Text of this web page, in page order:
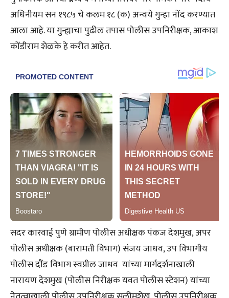
अधिनीयम सन १९८५ चे कलम १८ (क) अन्वये गुन्हा नोंद करण्यात
आला आहे. या गुन्ह्याचा पुढील तपास पोलीस उपनिरीक्षक, आकाश
कोंडीराम शेळके हे करीत आहेत.
सदर कारवाई पुणे ग्रामीण पोलीस अधीक्षक पंकज देशमुख, अपर
पोलीस अधीक्षक (बारामती विभाग) संजय जाधव, उप विभागीय
पोलीस दौंड विभाग स्वप्नील जाधव यांच्या मार्गदर्शनाखाली
नारायण देशमुख (पोलीस निरीक्षक यवत पोलीस स्टेशन) यांच्या